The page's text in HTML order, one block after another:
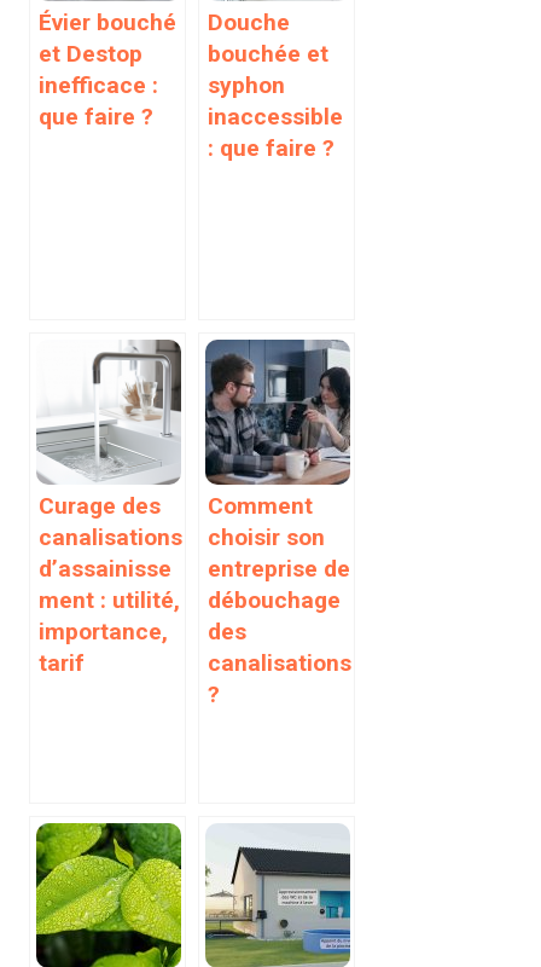
Évier bouché
et Destop
inefficace :
que faire ?
Douche
bouchée et
syphon
inaccessible
: que faire ?
Curage des
canalisations
d’assainisse
ment : utilité,
importance,
tarif
Comment
choisir son
entreprise de
débouchage
des
canalisations
?